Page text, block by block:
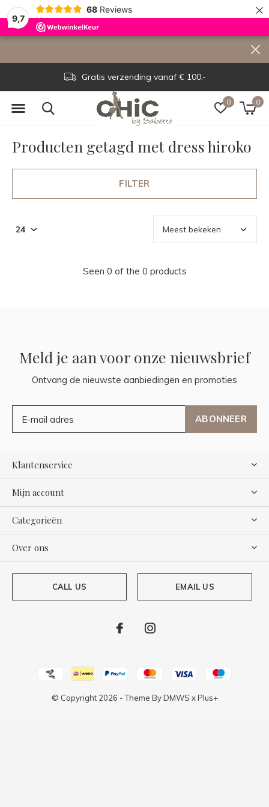
9,7
68 Reviews ×
0 0
Gratis verzending vanaf € 100,-
Producten getagd met dress hiroko
FILTER
Seen 0 of the 0 products
Meld je aan voor onze nieuwsbrief
Ontvang de nieuwste aanbiedingen en promoties
ABONNEER
Klantenservice
Mijn account
Categorieën
Over ons
CALL US EMAIL US
© Copyright 2026 - Theme ByDMWS xPlus+